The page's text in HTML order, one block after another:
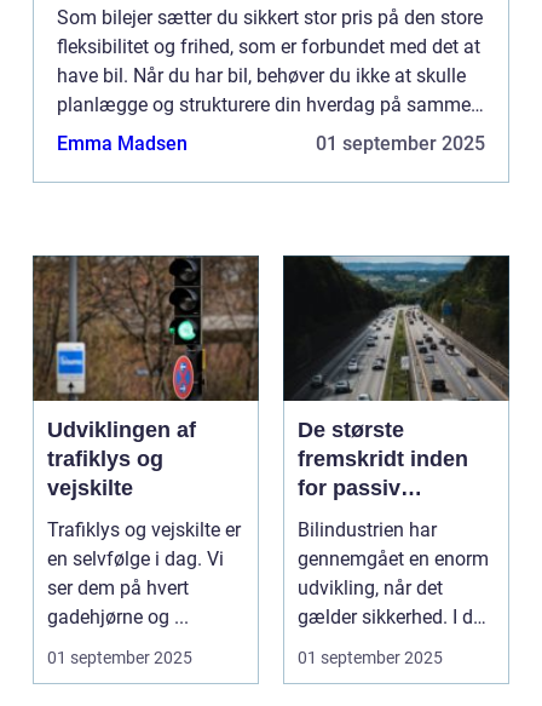
Som bilejer sætter du sikkert stor pris på den store
fleksibilitet og frihed, som er forbundet med det at
have bil. Når du har bil, behøver du ikke at skulle
planlægge og strukturere din hverdag på samme
måde, som når du skal køre med offentlig trans...
Emma Madsen 01 september 2025
Udviklingen af
trafiklys og
vejskilte
Trafiklys og vejskilte er
en selvfølge i dag. Vi
ser dem på hvert
gadehjørne og ...
01 september 2025
De største
fremskridt inden
for passiv
sikkerhed i biler
Bilindustrien har
gennemgået en enorm
udvikling, når det
gælder sikkerhed. I dag
01 september 2025